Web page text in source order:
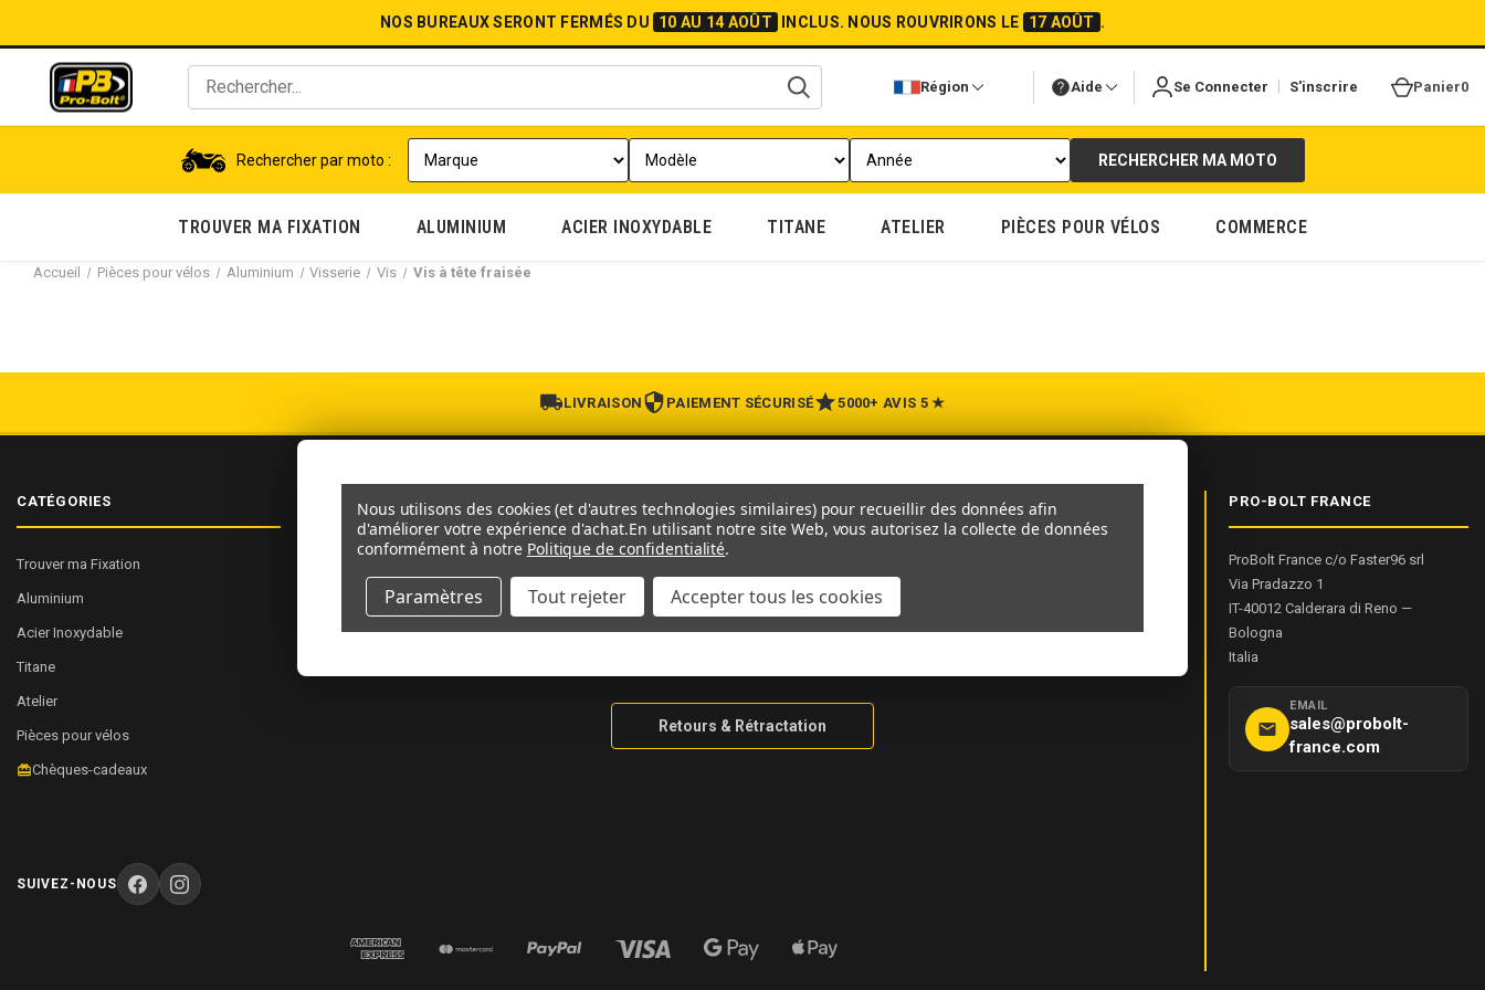
NOS BUREAUX SERONT FERMÉS DU 10 AU 14 AOÛT INCLUS. NOUS ROUVRIRONS LE 17 AOÛT .
Région Aide Se Connecter S'inscrire Panier0
Rechercher par moto : RECHERCHER MA MOTO
TROUVER MA FIXATION ALUMINIUM ACIER INOXYDABLE TITANE ATELIER PIÈCES POUR VÉLOS COMMERCE
Accueil Pièces pour vélos Aluminium Visserie Vis Vis à tête fraisée
LIVRAISON PAIEMENT SÉCURISÉ 5000+ AVIS 5 ★
CATÉGORIES
Trouver ma Fixation
Aluminium
Acier Inoxydable
Titane
Atelier
Pièces pour vélos
Chèques-cadeaux
NAVIGUER
Plan du site
AIDE & CONTACT
Ma Moto N’est Pas Listée
Informations de Livraison
Retours & Rétractation
INFORMATIONS PRODUIT
Information de Couple
PRO-BOLT FRANCE
ProBolt France c/o Faster96 srl
Via Pradazzo 1
IT-40012 Calderara di Reno —
Bologna
Italia
EMAIL
sales@probolt-
france.com
SUIVEZ-NOUS
Nous utilisons des cookies (et d'autres technologies similaires) pour recueillir des données afin
d'améliorer votre expérience d'achat.En utilisant notre site Web, vous autorisez la collecte de données
conformément à notre Politique de confidentialité.
Paramètres Tout rejeter Accepter tous les cookies